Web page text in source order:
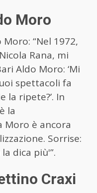
Moro
Moro: “Nel 1972,
Rana, mi
Aldo Moro: ‘Mi
spettacoli fa
ripete?’. In
la
Moro è ancora
Sorrise:
dica più'”.
Craxi